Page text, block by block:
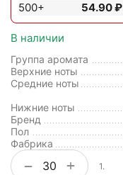
500+
54.90₽
В наличии
Группа аромата
Верхние ноты
Средние ноты
Нижние ноты
Бренд
Пол
Фабрика
+
− 1.